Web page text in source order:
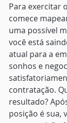
Para exercitar
comece
uma possível
você está
atual para a
sonhos e
contratação.
resultado?
posição é sua,